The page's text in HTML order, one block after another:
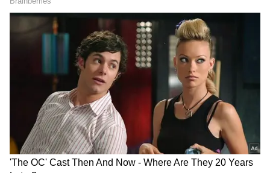
సంచరిస్తున్నాడు. దీనికి తోడు గురు, శుక్ర గ్రహాల మద్ధతు
కూడా లభిస్తుంది. దీంతో ఈ రాశి వారు గొప్ప విజయాలు
సాధిస్తారు. వివాదాలు, విభేదాలు పరిష్కారమవుతాయి.
ఒత్తిడి, సమస్యలు చాలా వరకు తగ్గిపోతాయి. ఆదాయం
పెరిగి, అవసరాలు తీరతాయి. బంధువులతో సంబంధాలు
బలపడతాయి. ఆరోగ్యం చక్కగా సహకరిస్తుంది.